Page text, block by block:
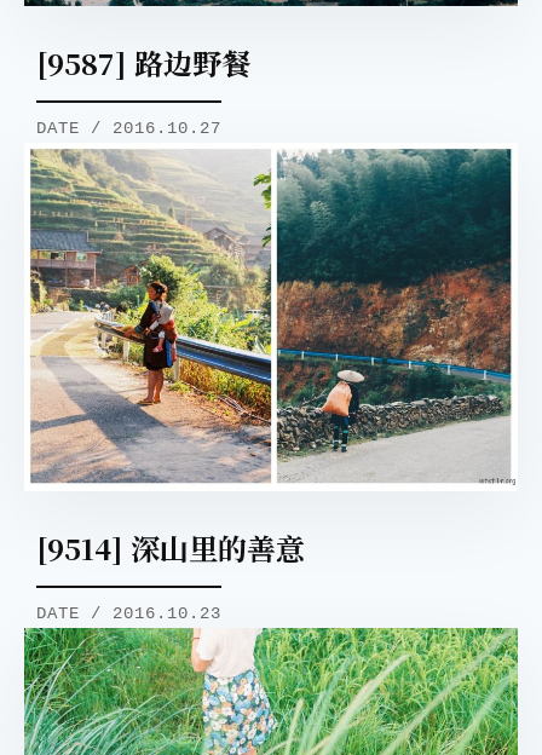
[9587] 路边野餐
DATE / 2016.10.27
[9514] 深山里的善意
DATE / 2016.10.23